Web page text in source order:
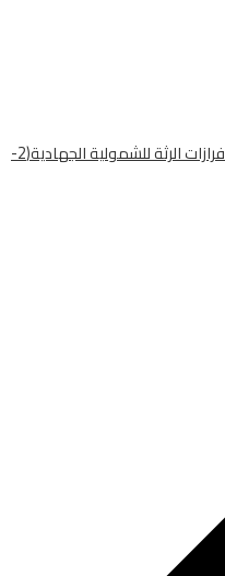
دويلة الجولاني: أو الإفرازات الرثة للشمولية الجهادية(2-